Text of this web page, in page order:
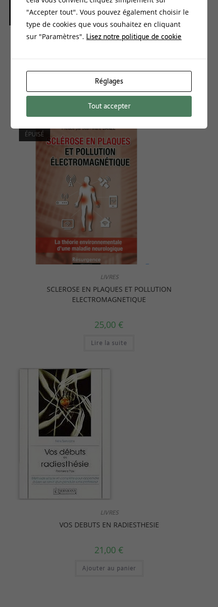
LIVRES
25,90€
Ajouter au panier
ÉPUISÉ
LIVRES
SCLEROSE EN PLAQUES ET POLLUTION
ELECTROMAGNETIQUE
25,00 €
Lire la suite
LIVRES
VOS DEBUTS EN RADIESTHESIE
21,00 €
Ajouter au panier
"Accepter tout". Vous pouvez également choisir le
type de cookies que vous souhaitez en cliquant
sur "Paramètres". Lisez notre politique de cookie
Réglages
Tout accepter